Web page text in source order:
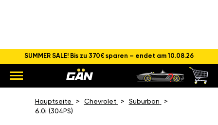
CHIPTUNING CHEVROLET
SUBURBAN 6.0I (304 PS)
Hauptseite Chevrolet
Suburban
6.0i (304PS)